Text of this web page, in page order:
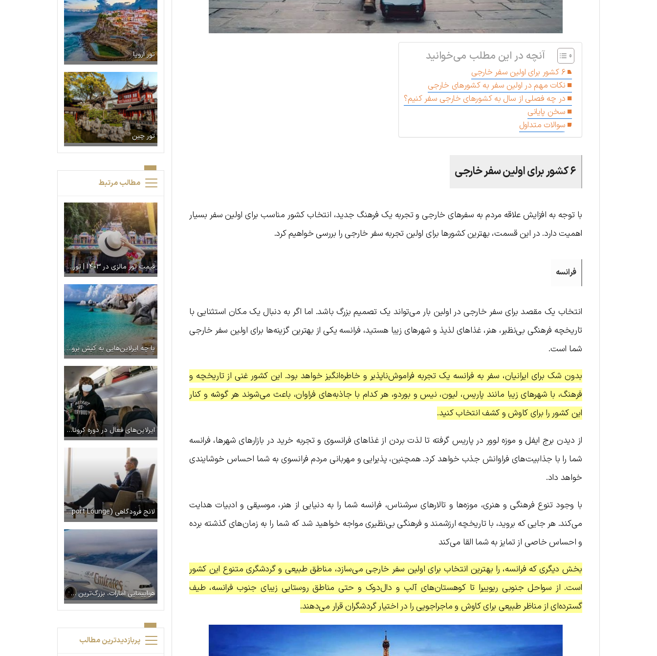
آنچه در این مطلب می‌خوانید
۶ کشور برای اولین سفر خارجی
نکات مهم در اولین سفر به کشورهای خارجی
در چه فصلی از سال به کشورهای خارجی سفر کنیم؟
سخن پایانی
سوالات متداول
۶ کشور برای اولین سفر خارجی
با توجه به افزایش علاقه مردم به سفرهای خارجی و تجربه یک فرهنگ جدید، انتخاب کشور مناسب برای اولین سفر بسیار
اهمیت دارد. در این قسمت، بهترین کشورها برای اولین تجربه سفر خارجی را بررسی خواهیم کرد.
فرانسه
انتخاب یک مقصد برای سفر خارجی در اولین بار می‌تواند یک تصمیم بزرگ باشد. اما اگر به دنبال یک مکان استثنایی با
تاریخچه فرهنگی بی‌نظیر، هنر، غذاهای لذیذ و شهرهای زیبا هستید، فرانسه یکی از بهترین گزینه‌ها برای اولین سفر خارجی
شما است.
بدون شک برای ایرانیان، سفر به فرانسه یک تجربه فراموش‌ناپذیر و خاطره‌انگیز خواهد بود. این کشور غنی از تاریخچه و
فرهنگ، با شهرهای زیبا مانند پاریس، لیون، نیس و بوردو، هر کدام با جاذبه‌های فراوان، باعث می‌شوند هر گوشه و کنار
این کشور را برای کاوش و کشف انتخاب کنید.
از دیدن برج ایفل و موزه لوور در پاریس گرفته تا لذت بردن از غذاهای فرانسوی و تجربه خرید در بازارهای شهرها، فرانسه
شما را با جذابیت‌های فراوانش جذب خواهد کرد. همچنین، پذیرایی و مهربانی مردم فرانسوی به شما احساس خوشایندی
خواهد داد.
با وجود تنوع فرهنگی و هنری، موزه‌ها و تالارهای سرشناس، فرانسه شما را به دنیایی از هنر، موسیقی و ادبیات هدایت
می‌کند. هر جایی که بروید، با تاریخچه ارزشمند و فرهنگی بی‌نظیری مواجه خواهید شد که شما را به زمان‌های گذشته برده
و احساس خاصی از تمایز به شما القا می‌کند
بخش دیگری که فرانسه، را بهترین انتخاب برای اولین سفر خارجی می‌سازد، مناطق طبیعی و گردشگری متنوع این کشور
است. از سواحل جنوبی ریوییرا تا کوهستان‌های آلپ و دال‌دوک و حتی مناطق روستایی زیبای جنوب فرانسه، طیف
گسترده‌ای از مناظر طبیعی برای کاوش و ماجراجویی را در اختیار گردشگران قرار می‌دهند.
تور اروپا
تور چین
مطالب مرتبط
قیمت تور مالزی در ۱۴۰۳ | تور لحظه آخری مالزی
با چه ایرلاین‌هایی به کیش برویم؟
ایرلاین‌های فعال در دوره کرونا کدام‌ها هستند و به چه مقاصدی پرواز دارند؟
لانج فرودگاهی (Airport Lounge) چیست؟
هواپیمایی امارات، بزرگ‌ترین شرکت هواپیمایی خاورمیانه
پربازدیدترین مطالب